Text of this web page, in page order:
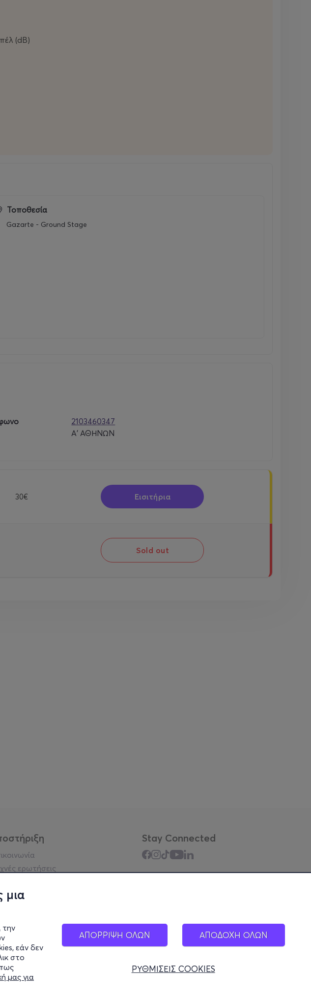
μια
την
εάν δεν
στο
μας για
ΑΠΟΡΡΙΨΗ ΟΛΩΝ ΑΠΟΔΟΧΗ ΟΛΩΝ
ΡΥΘΜΙΣΕΙΣ COOKIES
(dB)
Τοποθεσία
Gazarte - Ground Stage
2103460347
Α' ΑΘΗΝΩΝ
30€ Εισιτήρια
Sold out
ερωτήσεις
reseller
Stay Connected